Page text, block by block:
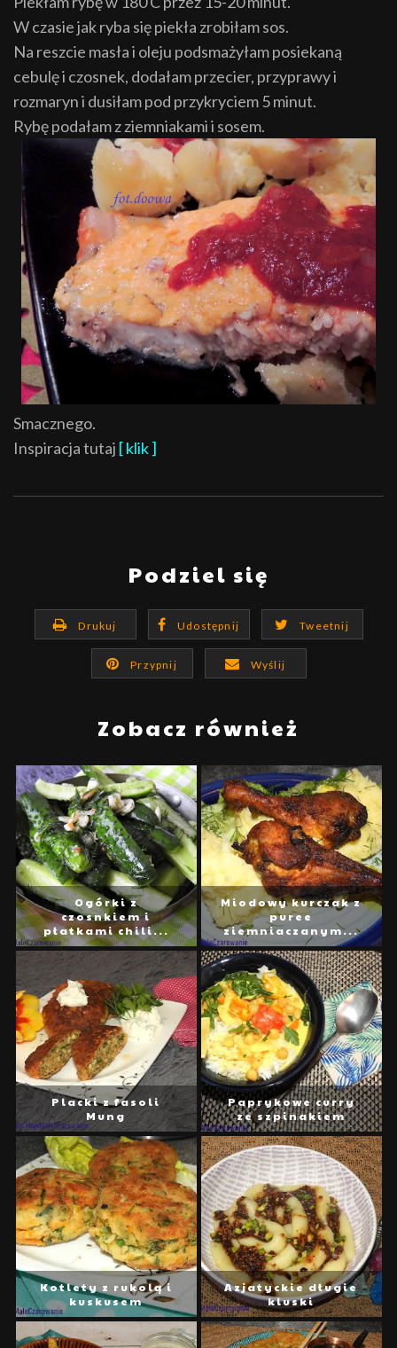
W czasie jak ryba się piekła zrobiłam sos.
Na reszcie masła i oleju podsmażyłam posiekaną
cebulę i czosnek, dodałam przecier, przyprawy i
rozmaryn i dusiłam pod przykryciem 5 minut.
Rybę podałam z ziemniakami i sosem.
Smacznego.
Inspiracja tutaj [ klik ]
Podziel się
Drukuj Udostępnij Tweetnij
Przypnij Wyślij
Zobacz również
Ogórki z
czosnkiem i
płatkami chili...
Miodowy kurczak z
puree
ziemniaczanym...
Placki z fasoli
Mung
Paprykowe curry
ze szpinakiem
Kotlety z rukolą i
kuskusem
Azjatyckie długie
kluski